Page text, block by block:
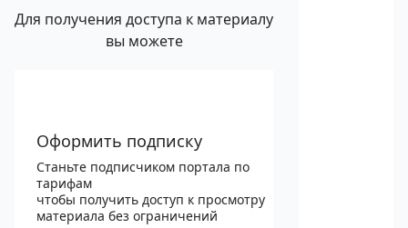
Для получения доступа к материалу
вы можете
Оформить подписку
Станьте подписчиком портала по
тарифам
чтобы получить доступ к просмотру
материала без ограничений